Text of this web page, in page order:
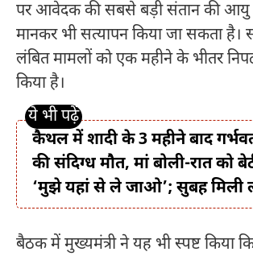
पर आवेदक की सबसे बड़ी संतान की आयु
मानकर भी सत्यापन किया जा सकता है।
लंबित मामलों को एक महीने के भीतर
किया है।
कैथल में शादी के 3 महीने बाद
की संदिग्ध मौत, मां बोली-रात को
‘मुझे यहां से ले जाओ’; सुबह मिली
बैठक में मुख्यमंत्री ने यह भी स्पष्ट किया